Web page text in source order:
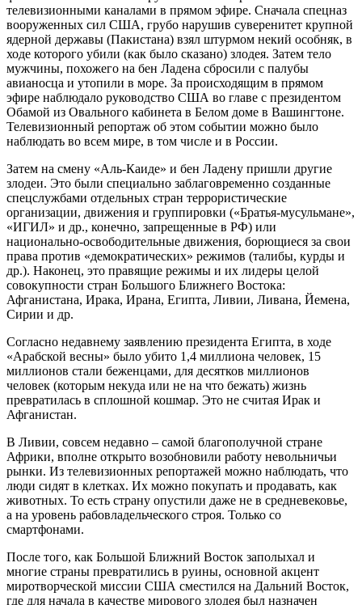
телевизионными каналами в прямом эфире. Сначала спецназ
вооруженных сил США, грубо нарушив суверенитет крупной
ядерной державы (Пакистана) взял штурмом некий особняк, в
ходе которого убили (как было сказано) злодея. Затем тело
мужчины, похожего на бен Ладена сбросили с палубы
авианосца и утопили в море. За происходящим в прямом
эфире наблюдало руководство США во главе с президентом
Обамой из Овального кабинета в Белом доме в Вашингтоне.
Телевизионный репортаж об этом событии можно было
наблюдать во всем мире, в том числе и в России.
Затем на смену «Аль-Каиде» и бен Ладену пришли другие
злодеи. Это были специально заблаговременно созданные
спецслужбами отдельных стран террористические
организации, движения и группировки («Братья-мусульмане»,
«ИГИЛ» и др., конечно, запрещенные в РФ) или
национально-освободительные движения, борющиеся за свои
права против «демократических» режимов (талибы, курды и
др.). Наконец, это правящие режимы и их лидеры целой
совокупности стран Большого Ближнего Востока:
Афганистана, Ирака, Ирана, Египта, Ливии, Ливана, Йемена,
Сирии и др.
Согласно недавнему заявлению президента Египта, в ходе
«Арабской весны» было убито 1,4 миллиона человек, 15
миллионов стали беженцами, для десятков миллионов
человек (которым некуда или не на что бежать) жизнь
превратилась в сплошной кошмар. Это не считая Ирак и
Афганистан.
В Ливии, совсем недавно – самой благополучной стране
Африки, вполне открыто возобновили работу невольничьи
рынки. Из телевизионных репортажей можно наблюдать, что
люди сидят в клетках. Их можно покупать и продавать, как
животных. То есть страну опустили даже не в средневековье,
а на уровень рабовладельческого строя. Только со
смартфонами.
После того, как Большой Ближний Восток заполыхал и
многие страны превратились в руины, основной акцент
миротворческой миссии США сместился на Дальний Восток,
где для начала в качестве мирового злодея был назначен